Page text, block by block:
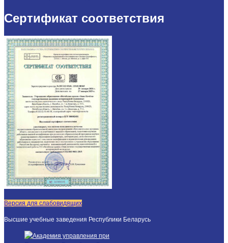
Сертификат соответствия
Версия для слабовидящих
Высшие учебные заведения Республики Беларусь